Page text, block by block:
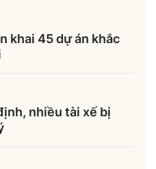
khai 45 dự án khắc
nhiều tài xế bị